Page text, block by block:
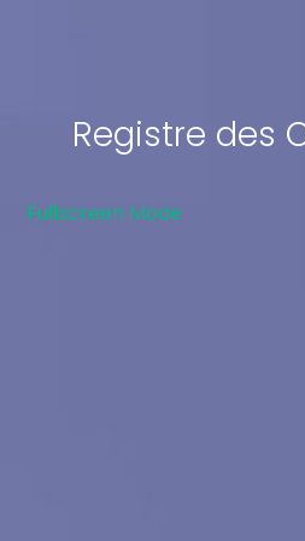
Registre des
Fullscreen Mode